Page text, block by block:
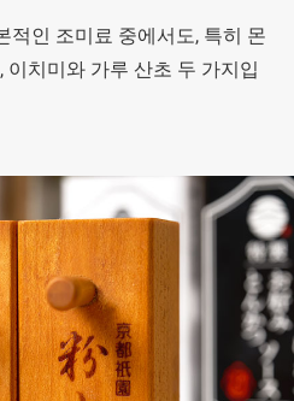
적인 조미료 중에서도, 특히 몬
치미와 가루 산초 두 가지입